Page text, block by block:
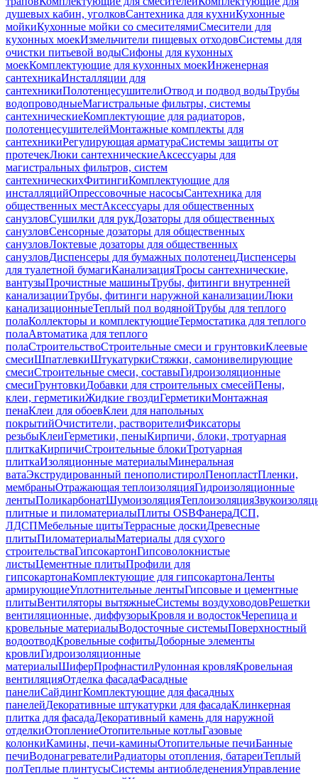
душевых кабин, уголковСантехника для кухниКухонные
мойкиКухонные мойки со смесителямиСмесители для
кухонных моекИзмельчители пищевых отходовСистемы для
очистки питьевой водыСифоны для кухонных
моекКомплектующие для кухонных моекИнженерная
сантехникаИнсталляции для
сантехникиПолотенцесушителиОтвод и подвод водыТрубы
водопроводныеМагистральные фильтры, системы
сантехническиеКомплектующие для радиаторов,
полотенцесушителейМонтажные комплекты для
сантехникиРегулирующая арматураСистемы защиты от
протечекЛюки сантехническиеАксессуары для
магистральных фильтров, систем
сантехническихФитингиКомплектующие для
инсталляцийОпрессовочные насосыСантехника для
общественных местАксессуары для общественных
санузловСушилки для рукДозаторы для общественных
санузловСенсорные дозаторы для общественных
санузловЛоктевые дозаторы для общественных
санузловДиспенсеры для бумажных полотенецДиспенсеры
для туалетной бумагиКанализацияТросы сантехнические,
вантузыПрочистные машиныТрубы, фитинги внутренней
канализацииТрубы, фитинги наружной канализацииЛюки
канализационныеТеплый пол водянойТрубы для теплого
полаКоллекторы и комплектующиеТермостатика для теплого
полаАвтоматика для теплого
полаСтроительствоСтроительные смеси и грунтовкиКлеевые
смесиШпатлевкиШтукатуркиСтяжки, самонивелирующие
смесиСтроительные смеси, составыГидроизоляционные
смесиГрунтовкиДобавки для строительных смесейПены,
клеи, герметикиЖидкие гвоздиГерметикиМонтажная
пенаКлеи для обоевКлеи для напольных
покрытийОчистители, растворителиФиксаторы
резьбыКлеиГерметики, пеныКирпичи, блоки, тротуарная
плиткаКирпичиСтроительные блокиТротуарная
плиткаИзоляционные материалыМинеральная
ватаЭкструдированный пенополистиролПенопластПленки,
мембраныОтражающая теплоизоляцияГидроизоляционные
лентыПоликарбонатШумоизоляцияТеплоизоляция
плитные и пиломатериалыПлиты OSBФанераДСП,
ЛДСПМебельные щитыТеррасные доскиДревесные
плитыПиломатериалыМатериалы для сухого
строительстваГипсокартонГипсоволокнистые
листыЦементные плитыПрофили для
гипсокартонаКомплектующие для гипсокартонаЛенты
армирующиеУплотнительные лентыГипсовые и цементные
плитыВентиляторы вытяжныеСистемы воздуховодовРешетки
вентиляционные, диффузорыКровля и водостокЧерепица и
кровельные материалыВодосточные системыПоверхностный
водоотводКровельные софитыДоборные элементы
кровлиГидроизоляционные
материалыШиферПрофнастилРулонная кровляКровельная
вентиляцияОтделка фасадаФасадные
панелиСайдингКомплектующие для фасадных
панелейДекоративные штукатурки для фасадаКлинкерная
плитка для фасадаДекоративный камень для наружной
отделкиОтоплениеОтопительные котлыГазовые
колонкиКамины, печи-каминыОтопительные печиБанные
печиВодонагревателиРадиаторы отопления, батареиТеплый
полТеплые плинтусыСистемы антиобледененияУправление